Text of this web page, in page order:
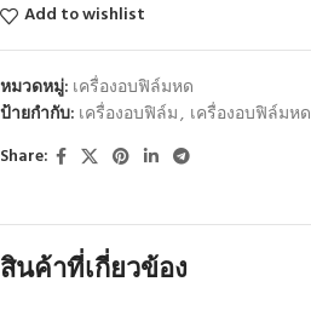
Add to wishlist
หมวดหมู่: เครื่องอบฟิล์มหด
ป้ายกำกับ: เครื่องอบฟิล์ม, เครื่องอบฟิล์มหด
Share:
สินค้าที่เกี่ยวข้อง